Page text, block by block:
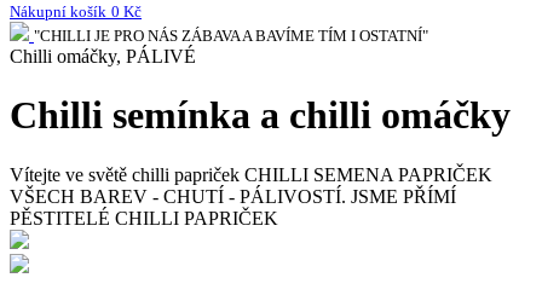
Nákupní košík 0 Kč
"CHILLI JE PRO NÁS ZÁBAVA A BAVÍME TÍM I OSTATNÍ"
Chilli omáčky, PÁLIVÉ
Chilli semínka a chilli omáčky
Vítejte ve světě chilli papriček CHILLI SEMENA PAPRIČEK
VŠECH BAREV - CHUTÍ - PÁLIVOSTÍ. JSME PŘÍMÍ
PĚSTITELÉ CHILLI PAPRIČEK